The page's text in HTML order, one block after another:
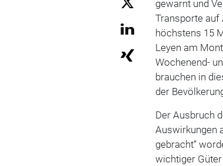
gewarnt und
Transporte auf
höchstens 15
Leyen am
Wochenend-
brauchen in
der
Der Ausbruch
Auswirkungen
gebracht“
wichtiger